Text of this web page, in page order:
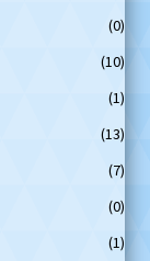
(0)
(10)
(1)
(13)
(7)
(0)
(1)